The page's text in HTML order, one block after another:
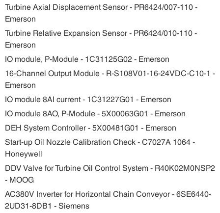
Turbine Axial Displacement Sensor - PR6424/007-110 -
Emerson
Turbine Relative Expansion Sensor - PR6424/010-110 -
Emerson
IO module, P-Module - 1C31125G02 - Emerson
16-Channel Output Module - R-S108V01-16-24VDC-C10-1 -
Emerson
IO module 8AI current - 1C31227G01 - Emerson
IO module 8AO, P-Module - 5X00063G01 - Emerson
DEH System Controller - 5X00481G01 - Emerson
Start-up Oil Nozzle Calibration Check - C7027A 1064 -
Honeywell
DDV Valve for Turbine Oil Control System - R40K02M0NSP2
- MOOG
AC380V Inverter for Horizontal Chain Conveyor - 6SE6440-
2UD31-8DB1 - Siemens